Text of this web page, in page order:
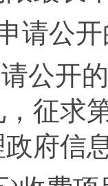
请公
公开
征求
府信